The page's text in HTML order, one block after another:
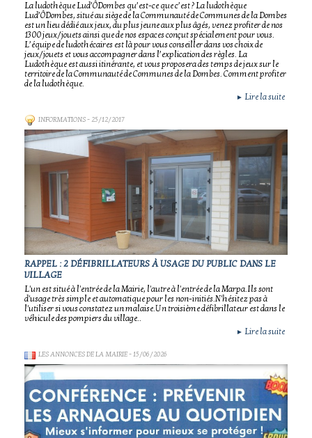
La ludothèque Lud’ÔDombes qu’est-ce que c’est ? La ludothèque
Lud’ÔDombes, situé au siège de la Communauté de Communes de la Dombes
est un lieu dédié aux jeux, du plus jeune aux plus âgés, venez profiter de nos
1300 jeux/jouets ainsi que de nos espaces conçut spécialement pour vous.
L’équipe de ludothécaires est là pour vous conseiller dans vos choix de
jeux/jouets et vous accompagner dans l’explication des règles. La
Ludothèque est aussi itinérante, et vous proposera des temps de jeux sur le
territoire de la Communauté de Communes de la Dombes. Comment profiter
de la ludothèque.
► Lire la suite
INFORMATIONS- 25/12/2017
RAPPEL : 2 DÉFIBRILLATEURS À USAGE DU PUBLIC DANS LE
VILLAGE
L'un est situé à l'entrée de la Mairie, l'autre à l'entrée de la Marpa.Ils sont
d'usage très simple et automatique pour les non-initiés.N'hésitez pas à
l'utiliser si vous constatez un malaise.Un troisième défibrillateur est dans le
véhicule des pompiers du village..
► Lire la suite
LES ANNONCES DE LA MAIRIE- 15/06/2026